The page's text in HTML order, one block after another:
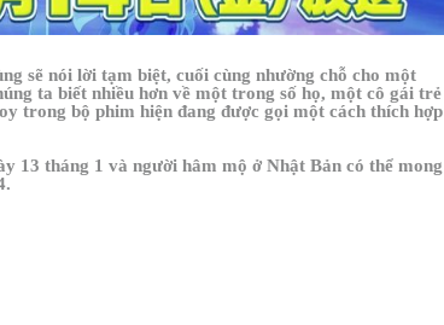
sẽ nói lời tạm biệt, cuối cùng nhường chỗ cho một
ta biết nhiều hơn về một trong số họ, một cô gái trẻ
trong bộ phim hiện đang được gọi một cách thích hợp
13 tháng 1 và người hâm mộ ở Nhật Bản có thể mong